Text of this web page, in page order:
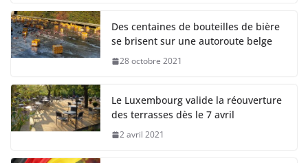
Des centaines de bouteilles de bière
se brisent sur une autoroute belge
28 octobre 2021
Le Luxembourg valide la réouverture
des terrasses dès le 7 avril
2 avril 2021